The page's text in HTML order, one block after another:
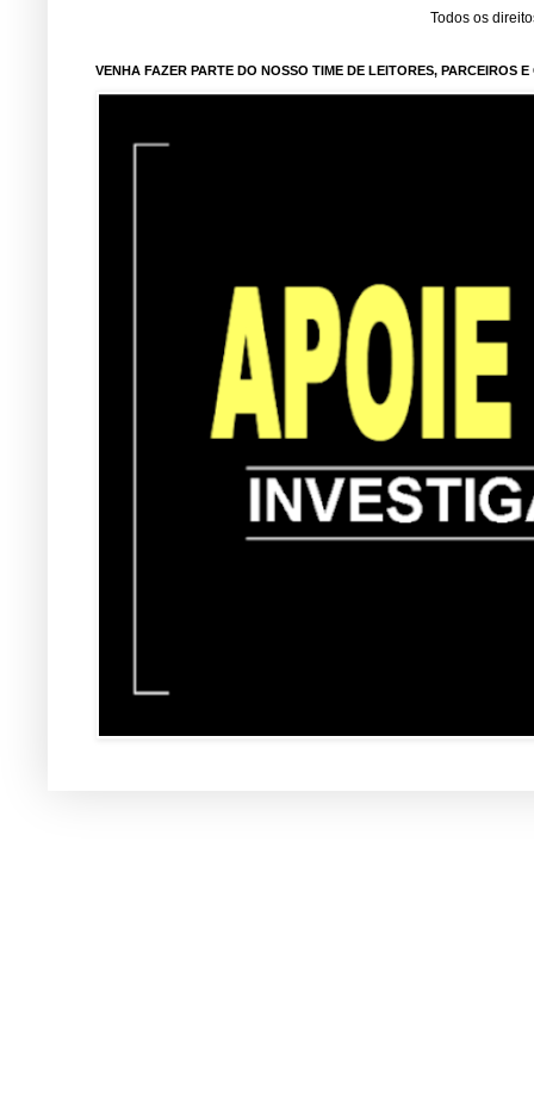
Todos os
VENHA FAZER PARTE DO NOSSO TIME DE LEITORES, PARCEIROS